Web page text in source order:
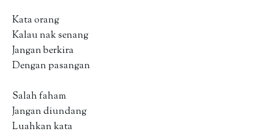
Kata orang
Kalau nak senang
Jangan berkira
Dengan pasangan
Salah faham
Jangan diundang
Luahkan kata